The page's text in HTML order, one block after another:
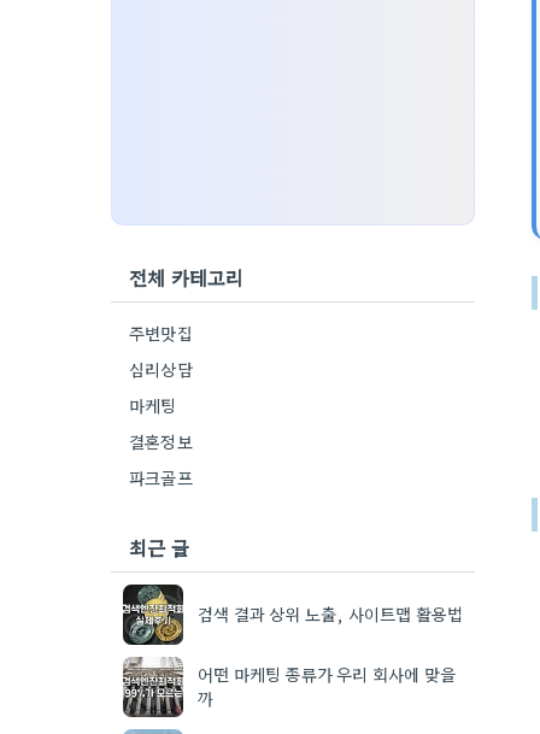
전체 카테고리
주변맛집
심리상담
마케팅
결혼정보
파크골프
최근 글
검색 결과 상위 노출, 사이트맵 활용법
어떤 마케팅 종류가 우리 회사에 맞을
까